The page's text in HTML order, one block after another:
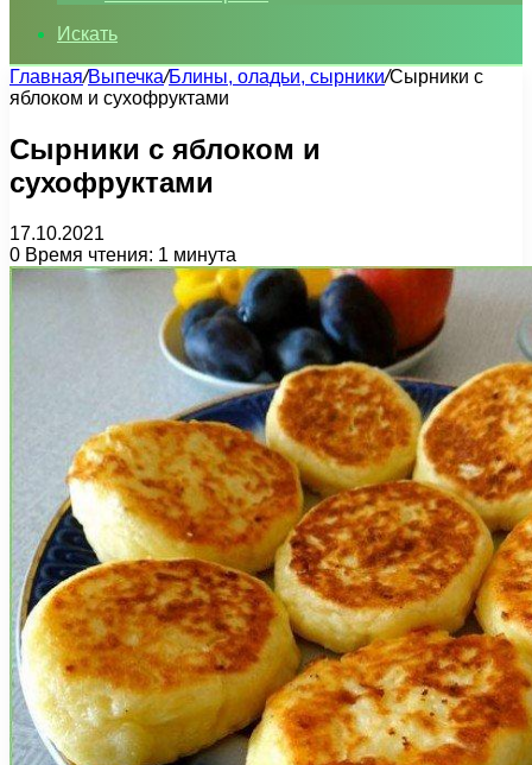
Искать
Главная/Выпечка/Блины, оладьи, сырники/Сырники с
яблоком и сухофруктами
Сырники с яблоком и
сухофруктами
17.10.2021
0 Время чтения: 1 минута